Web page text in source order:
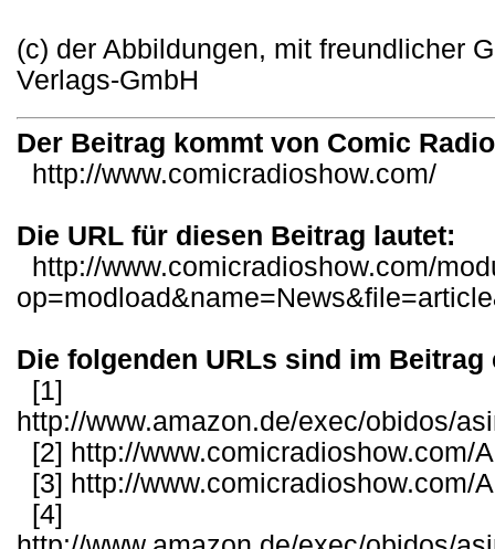
(c) der Abbildungen, mit freundlicher
Verlags-GmbH
Der Beitrag kommt von Comic
http://www.comicradioshow.com/
Die URL für diesen Beitrag lautet:
http://www.comicradioshow.com/
Die folgenden URLs sind im Beitrag
[1]
http://www.amazon.de/exec/obidos/
[2] http://www.comicradioshow.com/
[3] http://www.comicradioshow.com/
[4]